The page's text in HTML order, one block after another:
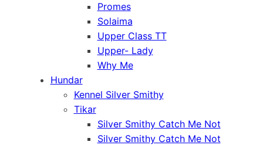
Promes
Solaima
Upper Class TT
Upper- Lady
Why Me
Hundar
Kennel Silver Smithy
Tikar
Silver Smithy Catch Me Not
Silver Smithy Catch Me Not